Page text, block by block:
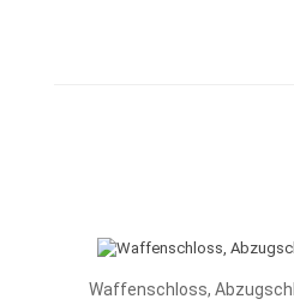
Waffenschloss,